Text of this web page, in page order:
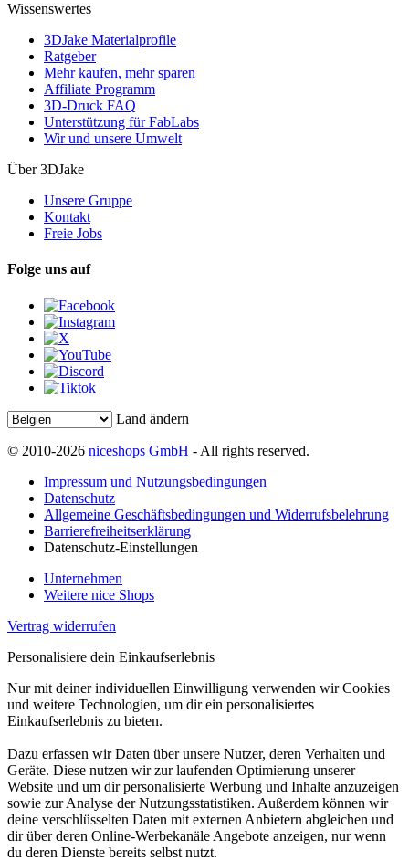
Wissenswertes
3DJake Materialprofile
Ratgeber
Mehr kaufen, mehr sparen
Affiliate Programm
3D-Druck FAQ
Unterstützung für FabLabs
Wir und unsere Umwelt
Über 3DJake
Unsere Gruppe
Kontakt
Freie Jobs
Folge uns auf
Land ändern
© 2010-2026 niceshops GmbH - All rights reserved.
Impressum und Nutzungsbedingungen
Datenschutz
Allgemeine Geschäftsbedingungen und Widerrufsbelehrung
Barrierefreiheitserklärung
Datenschutz-Einstellungen
Unternehmen
Weitere nice Shops
Vertrag widerrufen
Personalisiere dein Einkaufserlebnis
Nur mit deiner individuellen Einwilligung verwenden wir Cookies
und weitere Technologien, um dir ein personalisiertes
Einkaufserlebnis zu bieten.
Dazu erfassen wir Daten über unsere Nutzer, deren Verhalten und
Geräte. Diese nutzen wir zur laufenden Optimierung unserer
Website und um dir personalisierte Werbung und Inhalte anzuzeigen
sowie zur Analyse der Nutzungsstatistiken. Außerdem können wir
deine verschlüsselten Daten mit externen Anbietern abgleichen und
dir über deren Online-Werbekanäle Angebote anzeigen, nur wenn
du deren Dienste bereits selbst nutzt.